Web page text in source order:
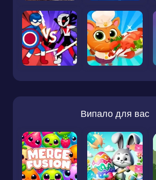
Випало для вас